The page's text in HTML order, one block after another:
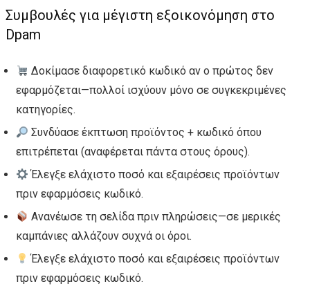
Συμβουλές για μέγιστη εξοικονόμηση στο
Dpam
Δοκίμασε διαφορετικό κωδικό αν ο πρώτος δεν
εφαρμόζεται—πολλοί ισχύουν μόνο σε συγκεκριμένες
κατηγορίες.
Συνδύασε έκπτωση προϊόντος + κωδικό όπου
επιτρέπεται (αναφέρεται πάντα στους όρους).
Έλεγξε ελάχιστο ποσό και εξαιρέσεις προϊόντων
πριν εφαρμόσεις κωδικό.
Ανανέωσε τη σελίδα πριν πληρώσεις—σε μερικές
καμπάνιες αλλάζουν συχνά οι όροι.
Έλεγξε ελάχιστο ποσό και εξαιρέσεις προϊόντων
πριν εφαρμόσεις κωδικό.